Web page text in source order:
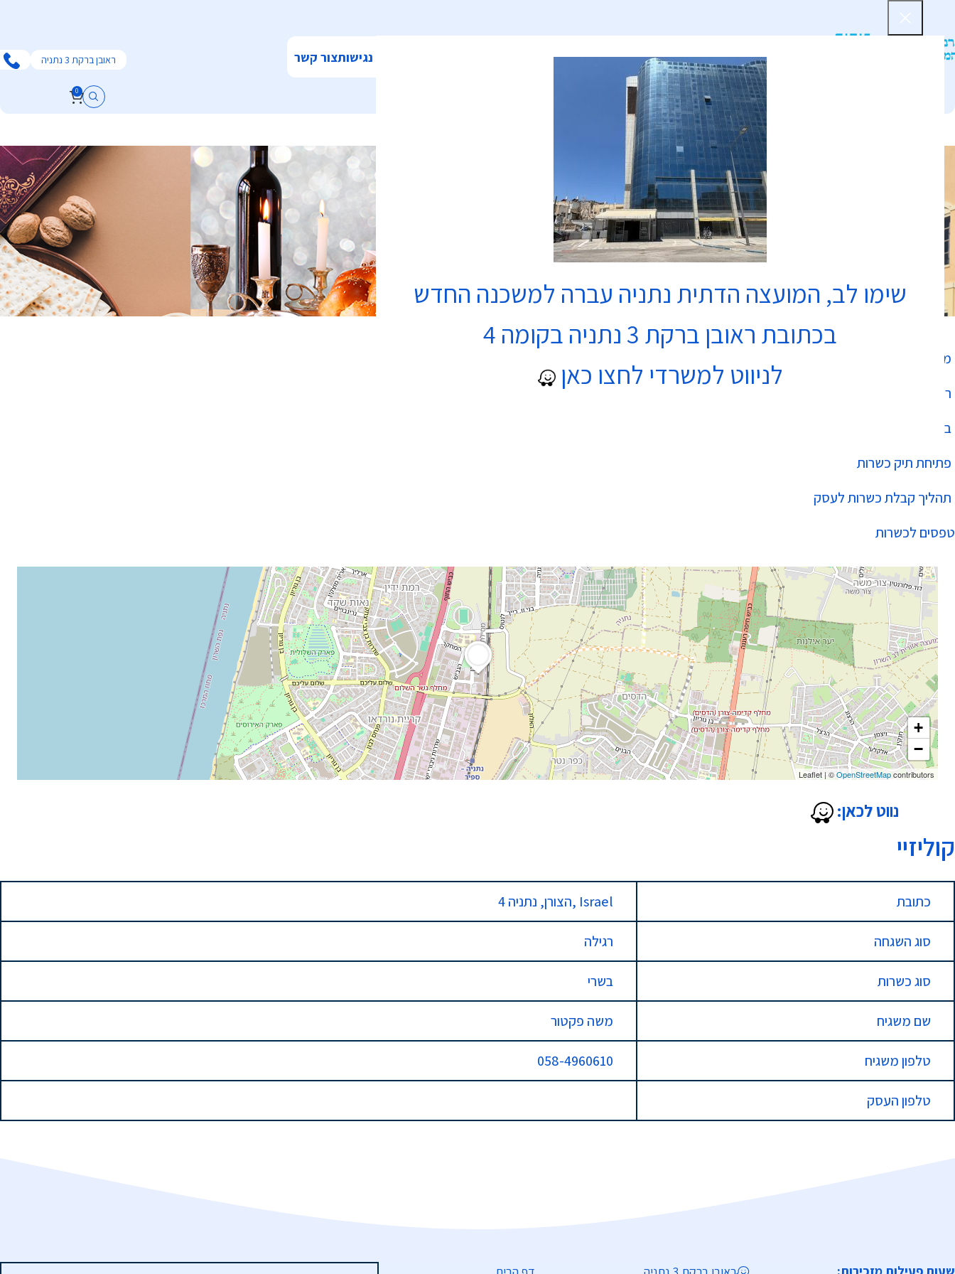
שימו לב, המועצה הדתית נתניה עברה למשכנה החדש
בכתובת ראובן ברקת 3 נתניה בקומה 4
לניווט למשרדי לחצו כאן
דף הביתאודות המועצה הצהרת נגישותצור קשר ראובן ברקת 3 נתניה
0
כשרות
מחלקת כשרות
רשימת עסקים כשרים
בהידור הכשרות
פתיחת תיק כשרות
תהליך קבלת כשרות לעסק
טפסים לכשרות
+
−
Leaflet | ©OpenStreetMapcontributors
נווט לכאן:
קוליזיי
כתובת 4 הצורן, נתניה, Israel
סוג השגחה רגילה
סוג כשרות בשרי
שם משגיח משה פקטור
טלפון משגיח 058-4960610
טלפון העסק